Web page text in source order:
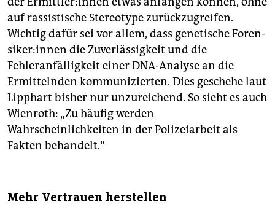
auf rassistische Stereotype zurückzugreifen.
Wichtig dafür sei vor allem, dass genetische Fo­ren­
si­ke­r:in­nen die Zuverlässigkeit und die
Fehleranfälligkeit einer DNA-Analyse an die
Ermittelnden kommunizierten. Dies geschehe laut
Lipphart bisher nur unzureichend. So sieht es auch
Wienroth: „Zu häufig werden
Wahrscheinlichkeiten in der Polizeiarbeit als
Fakten behandelt.“
Mehr Vertrauen herstellen